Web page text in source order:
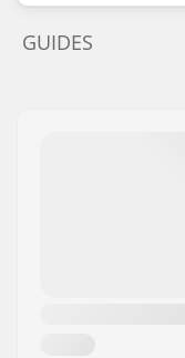
GUIDES